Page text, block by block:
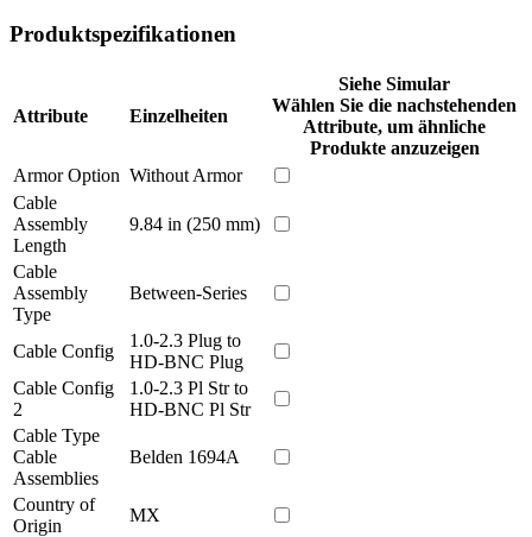
Produktspezifikationen
Attribute Einzelheiten
Siehe Simular
Wählen Sie die nachstehenden
Attribute, um ähnliche
Produkte anzuzeigen
Armor Option Without Armor
Cable
Assembly
Length
9.84 in (250 mm)
Cable
Assembly
Type
Between-Series
Cable Config
1.0-2.3 Plug to
HD-BNC Plug
Cable Config
2
1.0-2.3 Pl Str to
HD-BNC Pl Str
Cable Type
Cable
Assemblies
Belden 1694A
Country of
Origin
MX